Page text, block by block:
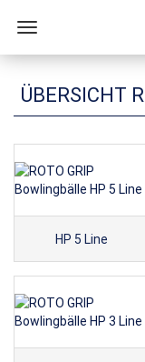
ÜBERSICHT
HP 5 Line